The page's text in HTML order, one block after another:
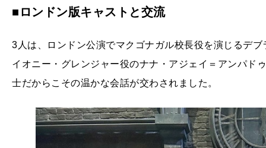
■ロンドン版キャストと交流
3人は、ロンドン公演でマクゴナガル校長役を演じるデ
イオニー・グレンジャー役のナナ・アジェイ＝アンパド
士だからこその温かな会話が交わされました。